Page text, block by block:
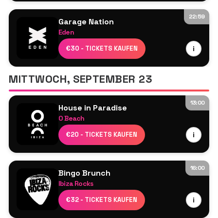
no_ip
22:59
Garage Nation
Eden
€30 - TICKETS KAUFEN i
Pied Piper & MC DT
DJ Cartier & MC Kie
Ray Hurley
Melody
Unbekannter MC
MITTWOCH, SEPTEMBER 23
13:00
House in Paradise
O Beach
€20 - TICKETS KAUFEN i
Ardent
Dayl
Damon Hess
Jamie Love
Morgan Kasiera
Lucy Jane
Perry Martin
16:00
Bingo Brunch
Ibiza Rocks
€32 - TICKETS KAUFEN i
Resident DJs